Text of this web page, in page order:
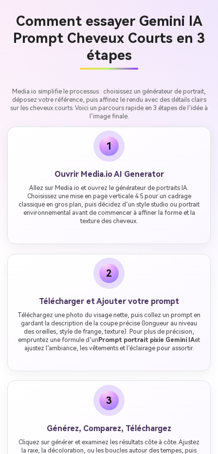
Comment essayer Gemini IA
Prompt Cheveux Courts en 3
étapes
Media.io simplifie le processus : choisissez un générateur de portrait,
déposez votre référence, puis affinez le rendu avec des détails clairs
sur les cheveux courts. Voici un parcours rapide en 3 étapes de l’idée à
l’image finale.
1
Ouvrir Media.io AI Generator
Allez sur Media.io et ouvrez le générateur de portraits IA.
Choisissez une mise en page verticale 4:5 pour un cadrage
classique en gros plan, puis décidez d’un style studio ou portrait
environnemental avant de commencer à affiner la forme et la
texture des cheveux.
2
Télécharger et Ajouter votre prompt
Téléchargez une photo du visage nette, puis collez un prompt en
gardant la description de la coupe précise (longueur au niveau
des oreilles, style de frange, texture). Pour plus de précision,
empruntez une formule d’un Prompt portrait pixie Gemini IAet
ajustez l’ambiance, les vêtements et l’éclairage pour assortir.
3
Générez, Comparez, Téléchargez
Cliquez sur générer et examinez les résultats côte à côte. Ajustez
la raie, la décoloration, ou les boucles autour des tempes, puis